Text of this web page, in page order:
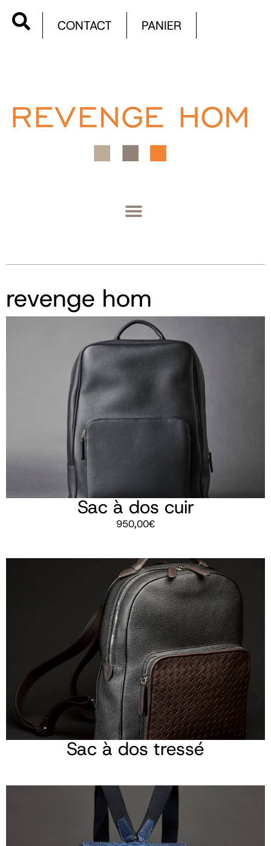
CONTACT PANIER
revenge hom
Sac à dos cuir
950,00€
Sac à dos tressé